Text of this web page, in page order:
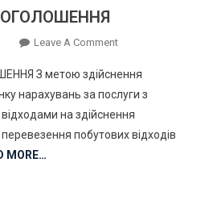
Публічного
Відходами,
Операцій
Збирання
Leave A CommentOn
ОГОЛОШЕННЯ
З метою здійснення
нарахувань за послуги з
на здійснення
побутових відходів
MORE…